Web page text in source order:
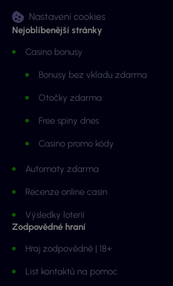
Nastavení cookies
Nejoblíbenější stránky
Casino bonusy
Bonusy bez vkladu zdarma
Otočky zdarma
Free spiny dnes
Casino promo kódy
Automaty zdarma
Recenze online casin
Výsledky loterií
Zodpovědné hraní
Hraj zodpovědně | 18+
List kontaktů na pomoc